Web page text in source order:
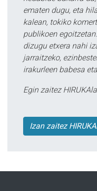
ematen dugu, eta
kalean, tokiko
publikoen
dizugu etxera nahi
jarraitzeko,
irakurleen babesa
Egin zaitez
Izan zaitez